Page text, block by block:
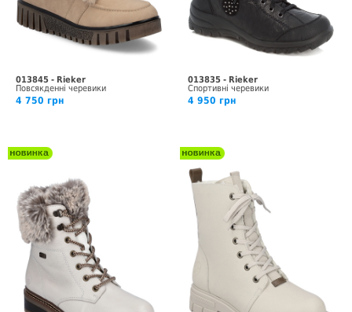
013845 - Rieker
Повсякденні черевики
4 750 грн
013835 - Rieker
Спортивні черевики
4 950 грн